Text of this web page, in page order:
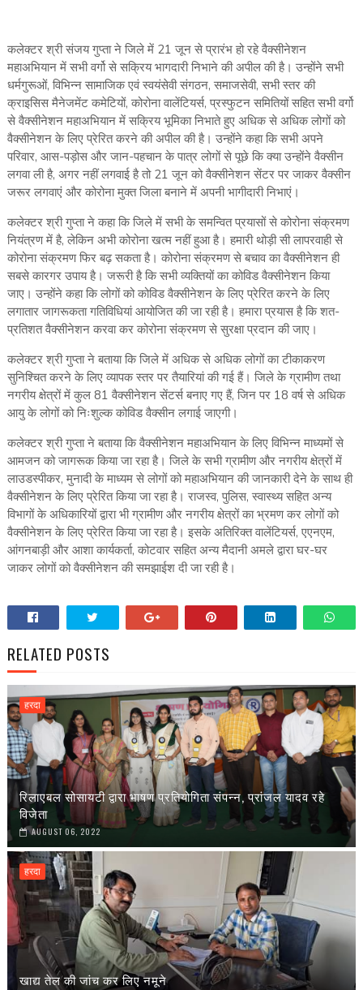
कलेक्टर श्री संजय गुप्ता ने जिले में 21 जून से प्रारंभ हो रहे वैक्सीनेशन
महाअभियान में सभी वर्गो से सक्रिय भागदारी निभाने की अपील की है। उन्होंने सभी
धर्मगुरूओं, विभिन्न सामाजिक एवं स्वयंसेवी संगठन, समाजसेवी, सभी स्तर की
क्राइसिस मैनेजमेंट कमेटियों, कोरोना वालेंटियर्स, प्रस्फुटन समितियों सहित सभी वर्गो
से वैक्सीनेशन महाअभियान में सक्रिय भूमिका निभाते हुए अधिक से अधिक लोगों को
वैक्सीनेशन के लिए प्रेरित करने की अपील की है। उन्होंने कहा कि सभी अपने
परिवार, आस-पड़ोस और जान-पहचान के पात्र लोगों से पूछे कि क्या उन्होंने वैक्सीन
लगवा ली है, अगर नहीं लगवाई है तो 21 जून को वैक्सीनेशन सेंटर पर जाकर वैक्सीन
जरूर लगवाएं और कोरोना मुक्त जिला बनाने में अपनी भागीदारी निभाएं।
कलेक्टर श्री गुप्ता ने कहा कि जिले में सभी के समन्वित प्रयासों से कोरोना संक्रमण
नियंत्रण में है, लेकिन अभी कोरोना खत्म नहीं हुआ है। हमारी थोड़ी सी लापरवाही से
कोरोना संक्रमण फिर बढ़ सकता है। कोरोना संक्रमण से बचाव का वैक्सीनेशन ही
सबसे कारगर उपाय है। जरूरी है कि सभी व्यक्तियों का कोविड वैक्सीनेशन किया
जाए। उन्होंने कहा कि लोगों को कोविड वैक्सीनेशन के लिए प्रेरित करने के लिए
लगातार जागरूकता गतिविधियां आयोजित की जा रही है। हमारा प्रयास है कि शत-
प्रतिशत वैक्सीनेशन करवा कर कोरोना संक्रमण से सुरक्षा प्रदान की जाए।
कलेक्टर श्री गुप्ता ने बताया कि जिले में अधिक से अधिक लोगों का टीकाकरण
सुनिश्चित करने के लिए व्यापक स्तर पर तैयारियां की गई हैं। जिले के ग्रामीण तथा
नगरीय क्षेत्रों में कुल 81 वैक्सीनेशन सेंटर्स बनाए गए हैं, जिन पर 18 वर्ष से अधिक
आयु के लोगों को निःशुल्क कोविड वैक्सीन लगाई जाएगी।
कलेक्टर श्री गुप्ता ने बताया कि वैक्सीनेशन महाअभियान के लिए विभिन्न माध्यमों से
आमजन को जागरूक किया जा रहा है। जिले के सभी ग्रामीण और नगरीय क्षेत्रों में
लाउडस्पीकर, मुनादी के माध्यम से लोगों को महाअभियान की जानकारी देने के साथ ही
वैक्सीनेशन के लिए प्रेरित किया जा रहा है। राजस्व, पुलिस, स्वास्थ्य सहित अन्य
विभागों के अधिकारियों द्वारा भी ग्रामीण और नगरीय क्षेत्रों का भ्रमण कर लोगों को
वैक्सीनेशन के लिए प्रेरित किया जा रहा है। इसके अतिरिक्त वालेंटियर्स, एएनएम,
आंगनबाड़ी और आशा कार्यकर्ता, कोटवार सहित अन्य मैदानी अमले द्वारा घर-घर
जाकर लोगों को वैक्सीनेशन की समझाईश दी जा रही है।
RELATED POSTS
हरदा
रिलाएबल सोसायटी द्वारा भाषण प्रतियोगिता संपन्न, प्रांजल यादव रहे
विजेता
AUGUST 06, 2022
हरदा
खाद्य तेल की जांच कर लिए नमूने